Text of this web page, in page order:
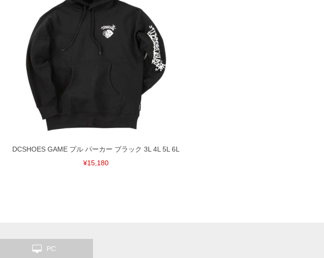
DCSHOES GAME プル パーカー ブラック 3L 4L 5L 6L
¥15,180
PC